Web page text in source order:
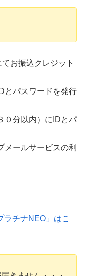
お振込クレジット
とパスワードを発行
０分以内）にIDとパ
メールサービスの利
ラチナNEO」はこ